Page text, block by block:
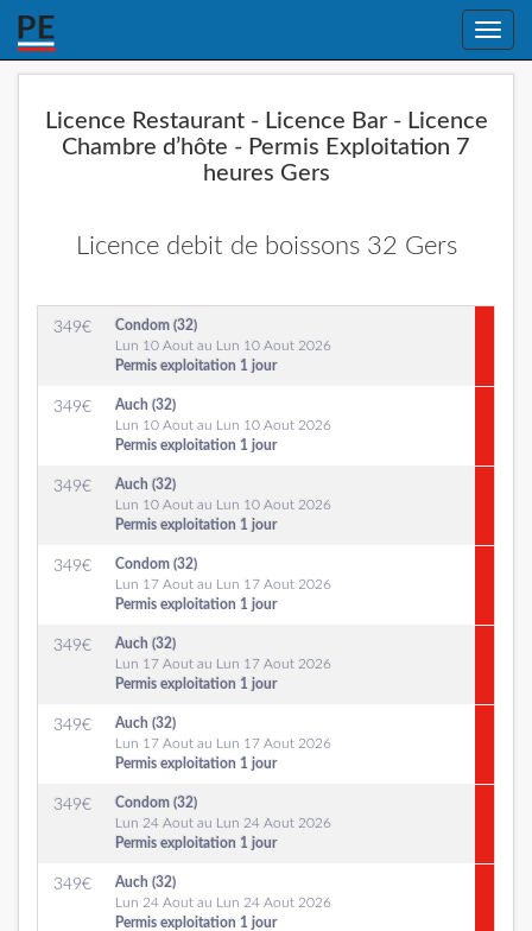
Toggle
Licence Restaurant - Licence Bar - Licence
Chambre d’hôte - Permis Exploitation 7
heures Gers
Licence debit de boissons 32 Gers
349€
Condom (32)
Lun 10 Aout au Lun 10 Aout 2026
Permis exploitation 1 jour
349€
Auch (32)
Lun 10 Aout au Lun 10 Aout 2026
Permis exploitation 1 jour
349€
Auch (32)
Lun 10 Aout au Lun 10 Aout 2026
Permis exploitation 1 jour
349€
Condom (32)
Lun 17 Aout au Lun 17 Aout 2026
Permis exploitation 1 jour
349€
Auch (32)
Lun 17 Aout au Lun 17 Aout 2026
Permis exploitation 1 jour
349€
Auch (32)
Lun 17 Aout au Lun 17 Aout 2026
Permis exploitation 1 jour
349€
Condom (32)
Lun 24 Aout au Lun 24 Aout 2026
Permis exploitation 1 jour
349€
Auch (32)
Lun 24 Aout au Lun 24 Aout 2026
Permis exploitation 1 jour